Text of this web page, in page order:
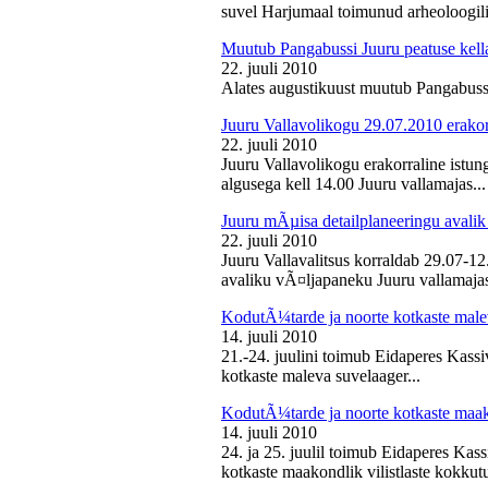
suvel Harjumaal toimunud
Muutub Pangabussi Juuru peatuse
22. juuli 2010
Alates augustikuust muutub
Juuru Vallavolikogu 29.07.2010
22. juuli 2010
Juuru Vallavolikogu erakorraline
algusega kell 14.00 Juuru vallamajas...
Juuru mÃµisa detailplaneeringu
22. juuli 2010
Juuru Vallavalitsus korraldab 29.07-
avaliku vÃ¤ljapaneku Juuru
KodutÃ¼tarde ja noorte kotkaste
14. juuli 2010
21.-24. juulini toimub Eidaperes
kotkaste maleva suvelaager...
KodutÃ¼tarde ja noorte kotkaste
14. juuli 2010
24. ja 25. juulil toimub Eidaperes
kotkaste maakondlik vilistlaste